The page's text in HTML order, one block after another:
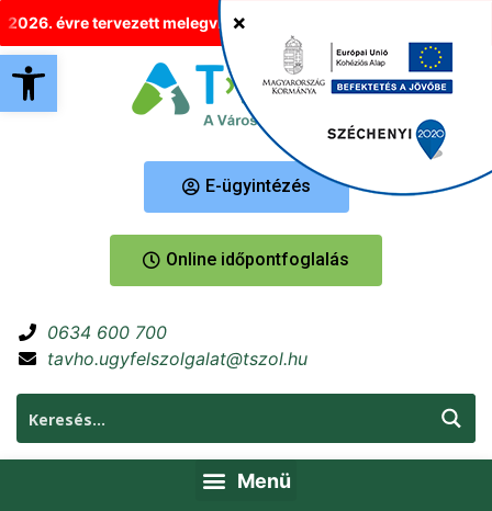
Eszköztár megnyitása
évre tervezett melegvíz-korlátozások Tatabányán
E-ügyintézés
Online időpontfoglalás
0634 600 700
tavho.ugyfelszolgalat@tszol.hu